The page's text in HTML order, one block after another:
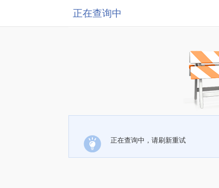
正在查询中
正在查询中，请刷新重试